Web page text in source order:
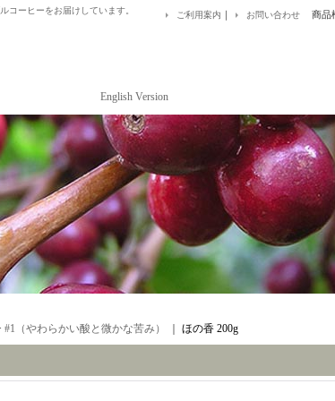
English Version
コーヒーをお届けしています。 ご利用案内 ｜ お問い合わせ 商品
#1（やわらかい酸と微かな苦み） ほの香 200g